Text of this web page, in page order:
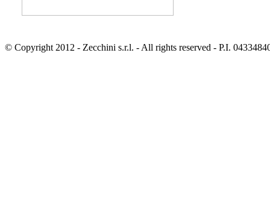
© Copyright 2012 - Zecchini s.r.l. - All rights reserved - P.I.